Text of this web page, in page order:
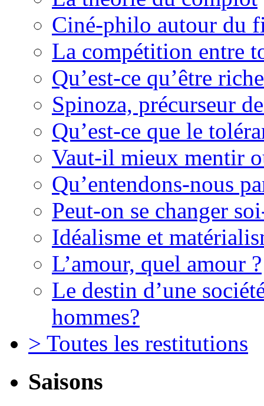
Ciné-philo autour du
La compétition entre
Qu’est-ce qu’être
Spinoza, précurseur
Qu’est-ce que le
Vaut-il mieux mentir
Qu’entendons-nous
Peut-on se changer
Idéalisme et
L’amour, quel amour ?
Le destin d’une
hommes?
> Toutes les restitutions
Saisons